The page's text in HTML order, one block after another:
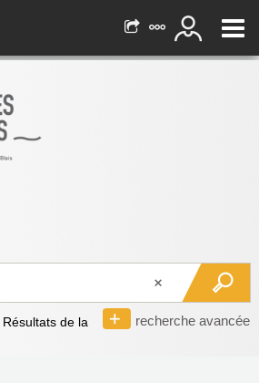
recherche avancée
Résultats de la